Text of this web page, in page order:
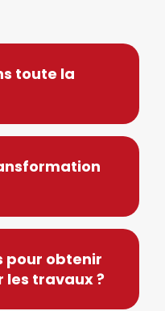
toute la
pour obtenir
les travaux ?